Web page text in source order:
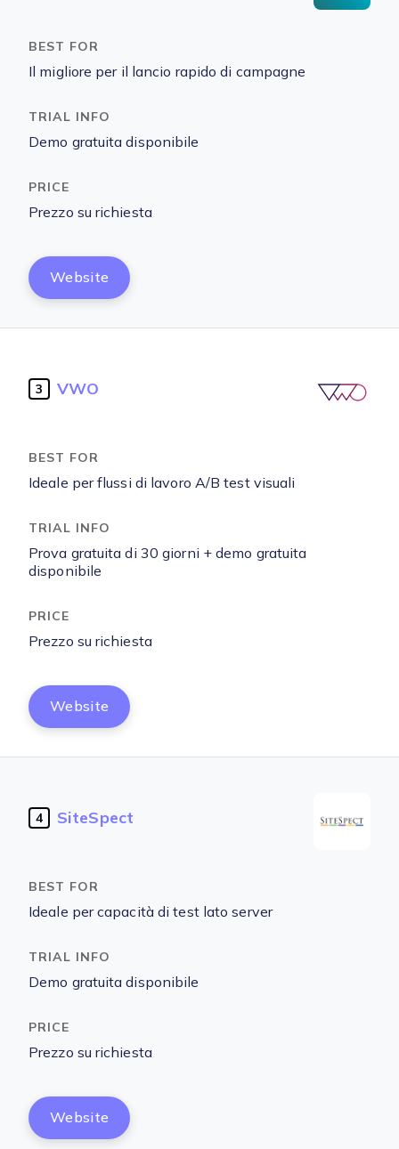
Il migliore per il lancio rapido di campagne
Demo gratuita disponibile
Prezzo su richiesta
Website
3 VWO
Ideale per flussi di lavoro A/B test visuali
Prova gratuita di 30 giorni + demo gratuita
disponibile
Prezzo su richiesta
Website
4 SiteSpect
Ideale per capacità di test lato server
Demo gratuita disponibile
Prezzo su richiesta
Website